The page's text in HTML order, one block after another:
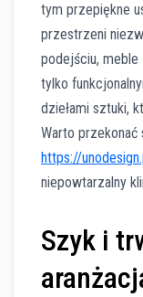
tym przepiękne
przestrzeni
podejściu, meble
tylko
dziełami sztuki,
Warto
https://
niepowtarzalny
Szyk i